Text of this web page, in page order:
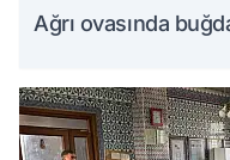
Ağrı ovasında